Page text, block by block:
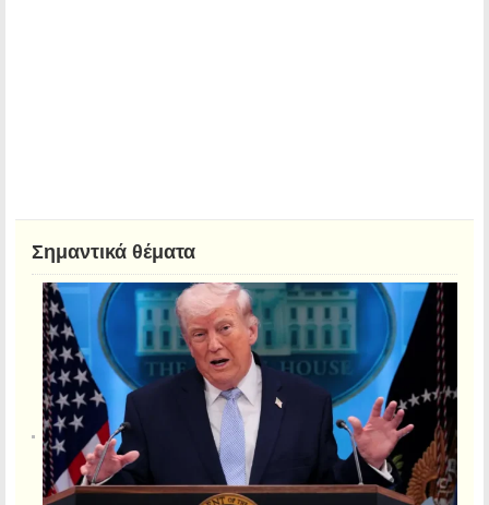
Σημαντικά θέματα